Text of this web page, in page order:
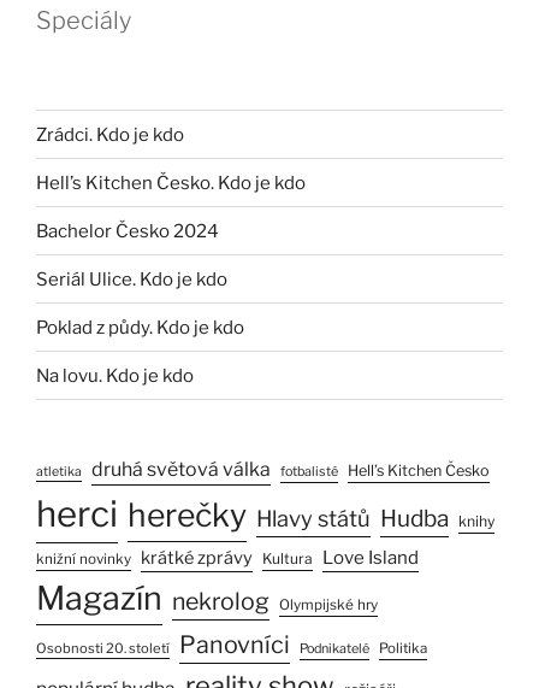
Speciály
Zrádci. Kdo je kdo
Hell’s Kitchen Česko. Kdo je kdo
Bachelor Česko 2024
Seriál Ulice. Kdo je kdo
Poklad z půdy. Kdo je kdo
Na lovu. Kdo je kdo
atletika druhá světová válka fotbalisté Hell’s Kitchen Česko
herci herečky Hlavy států Hudba knihy
knižní novinky krátké zprávy Kultura Love Island
Magazín nekrolog Olympijské hry
Osobnosti 20. století Panovníci Podnikatelé Politika